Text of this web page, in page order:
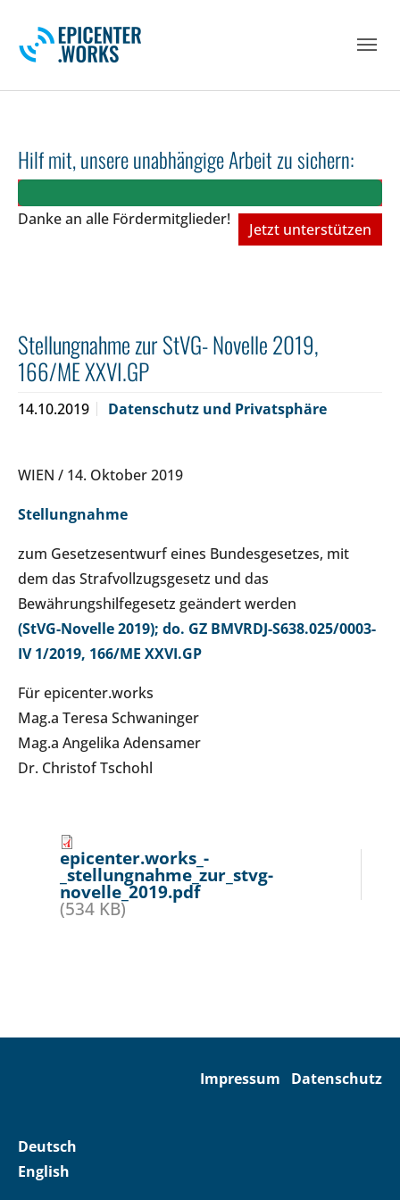
Hilf mit, unsere unabhängige Arbeit zu sichern:
Danke an alle Fördermitglieder!
Jetzt unterstützen
Stellungnahme zur StVG- Novelle 2019,
166/ME XXVI.GP
14.10.2019 Datenschutz und Privatsphäre
WIEN / 14. Oktober 2019
Stellungnahme
zum Gesetzesentwurf eines Bundesgesetzes, mit
dem das Strafvollzugsgesetz und das
Bewährungshilfegesetz geändert werden
(StVG-Novelle 2019); do. GZ BMVRDJ-S638.025/0003-
IV 1/2019, 166/ME XXVI.GP
Für epicenter.works
Mag.a Teresa Schwaninger
Mag.a Angelika Adensamer
Dr. Christof Tschohl
epicenter.works_-
_stellungnahme_zur_stvg-
novelle_2019.pdf
(534 KB)
Impressum Datenschutz
Deutsch
English